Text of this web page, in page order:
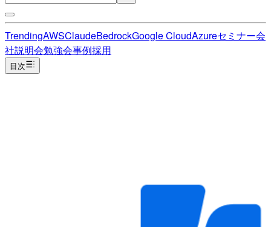
TrendingAWSClaudeBedrockGoogle CloudAzureセミナー会
社説明会勉強会事例採用
目次